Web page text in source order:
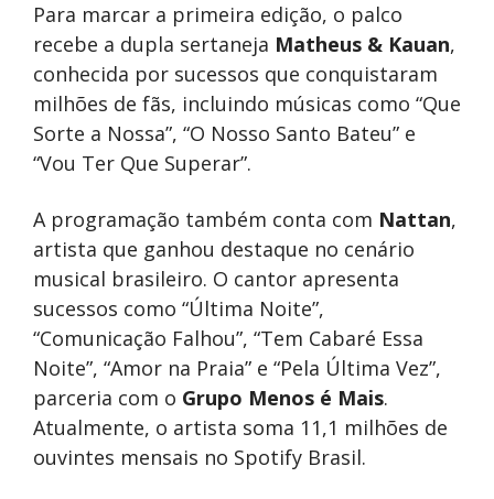
Para marcar a primeira edição, o palco
recebe a dupla sertaneja Matheus & Kauan,
conhecida por sucessos que conquistaram
milhões de fãs, incluindo músicas como “Que
Sorte a Nossa”, “O Nosso Santo Bateu” e
“Vou Ter Que Superar”.
A programação também conta com Nattan,
artista que ganhou destaque no cenário
musical brasileiro. O cantor apresenta
sucessos como “Última Noite”,
“Comunicação Falhou”, “Tem Cabaré Essa
Noite”, “Amor na Praia” e “Pela Última Vez”,
parceria com o Grupo Menos é Mais.
Atualmente, o artista soma 11,1 milhões de
ouvintes mensais no Spotify Brasil.